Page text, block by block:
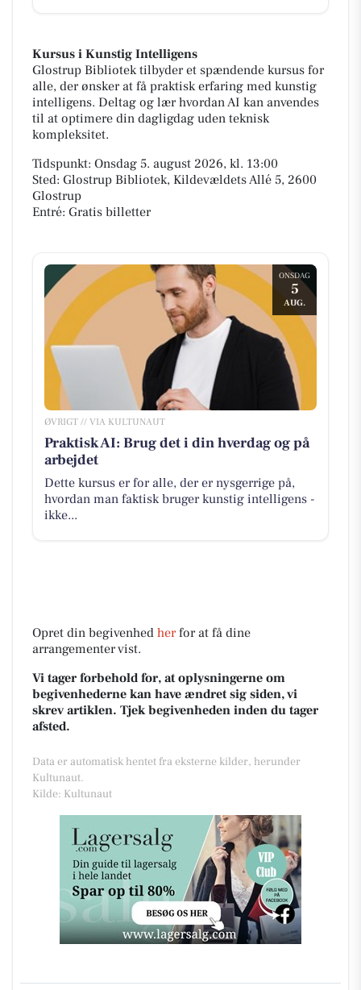
Kursus i Kunstig Intelligens
Glostrup Bibliotek tilbyder et spændende kursus for
alle, der ønsker at få praktisk erfaring med kunstig
intelligens. Deltag og lær hvordan AI kan anvendes
til at optimere din dagligdag uden teknisk
kompleksitet.
Tidspunkt: Onsdag 5. august 2026, kl. 13:00
Sted: Glostrup Bibliotek, Kildevældets Allé 5, 2600
Glostrup
Entré: Gratis billetter
ONSDAG
5
AUG.
ØVRIGT // VIA KULTUNAUT
Praktisk AI: Brug det i din hverdag og på
arbejdet
Dette kursus er for alle, der er nysgerrige på,
hvordan man faktisk bruger kunstig intelligens -
ikke...
Opret din begivenhed herfor at få dine
arrangementer vist.
Vi tager forbehold for, at oplysningerne om
begivenhederne kan have ændret sig siden, vi
skrev artiklen. Tjek begivenheden inden du tager
afsted.
Data er automatisk hentet fra eksterne kilder, herunder
Kultunaut.
Kilde: Kultunaut